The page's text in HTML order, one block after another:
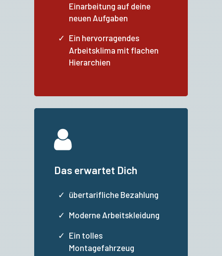
Einarbeitung auf deine
neuen Aufgaben
Ein hervorragendes
Arbeitsklima mit flachen
Hierarchien
Das erwartet Dich
übertarifliche Bezahlung
Moderne Arbeitskleidung
Ein tolles
Montagefahrzeug